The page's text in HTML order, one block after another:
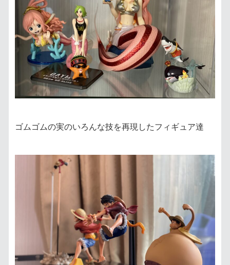
ゴムゴムの実のいろんな技を再現したフィギュア達